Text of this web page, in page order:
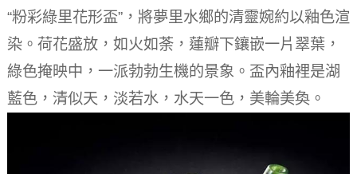
“粉彩綠里花形盃”，將夢里水鄉的清靈婉約以釉色渲
染。 荷花盛放，如火如荼，蓮瓣下鑲嵌一片翠葉，
綠色掩映中，一派勃勃生機的景象。 盃內釉裡是湖
藍色，清似天，淡若水，水天一色，美輪美奐。